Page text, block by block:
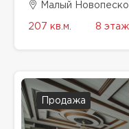
Малый
207 кв.м. 8 этаж
Продажа